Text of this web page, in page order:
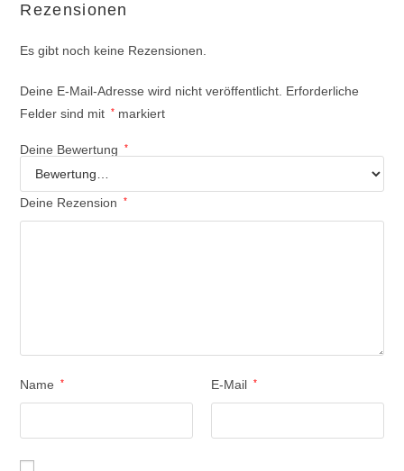
Rezensionen
Es gibt noch keine Rezensionen.
Deine E-Mail-Adresse wird nicht veröffentlicht. Erforderliche
Felder sind mit
* markiert
Deine Bewertung *
Deine Rezension *
Name * E-Mail *